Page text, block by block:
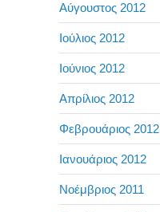
Αύγουστος 2012
Ιούλιος 2012
Ιούνιος 2012
Απρίλιος 2012
Φεβρουάριος 2012
Ιανουάριος 2012
Νοέμβριος 2011